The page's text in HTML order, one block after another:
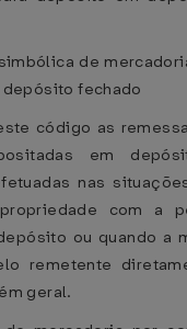
de
depósito fechado
código as
em
nas
com a
ou quando a
remetente
geral.